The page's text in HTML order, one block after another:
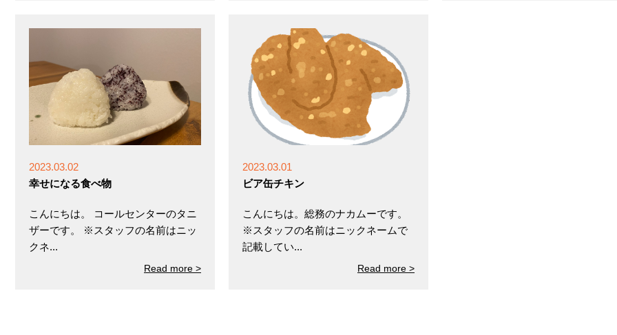
2023.03.02
幸せになる食べ物
こんにちは。 コールセンターのタニ
ザーです。 ※スタッフの名前はニッ
クネ...
Read more >
2023.03.01
ビア缶チキン
こんにちは。総務のナカムーです。
※スタッフの名前はニックネームで
記載してい...
Read more >